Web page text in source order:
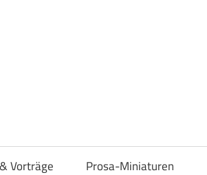
Vorträge Prosa-Miniaturen